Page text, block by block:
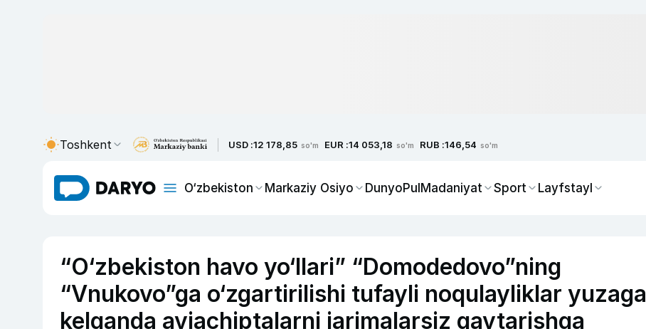
Toshkent USD :12 178,85 so'm EUR :14 053,18 so'm RUB :146,54 so'm
O‘zbekiston Markaziy Osiyo DunyoPulMadaniyat Sport Layfstayl
“O‘zbekiston havo yo‘llari” “Domodedovo”ning
“Vnukovo”ga o‘zgartirilishi tufayli noqulayliklar yuzaga
kelganda aviachiptalarni jarimalarsiz qaytarishga